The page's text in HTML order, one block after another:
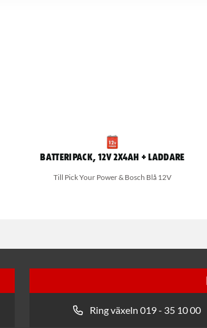
Batteripack, 12V 2x4Ah + laddare
Till Pick Your Power & Bosch Blå 12V
Ring växeln 019 - 35 10 00